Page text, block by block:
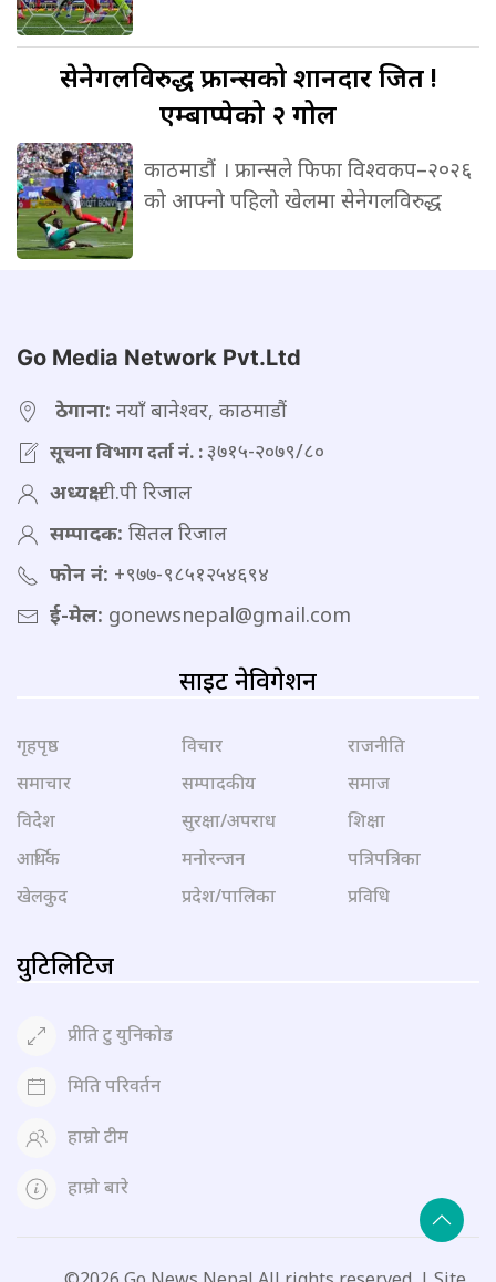
सेनेगलविरुद्धफ्रान्सको शानदार जित !
एम्बाप्पेको २ गोल
काठमाडौं । फ्रान्सले फिफा विश्वकप–२०२६
को आफ्नो पहिलो खेलमा सेनेगलविरुद्ध
Go Media Network Pvt.Ltd
ठेगाना: नयाँ बानेश्वर, काठमाडौं
सूचना विभाग दर्ता नं. :३७१५-२०७९/८०
अध्यक्ष:टी.पी रिजाल
सम्पादक: सितल रिजाल
फोन नं: +९७७-९८५१२५४६९४
ई-मेल: gonewsnepal@gmail.com
साइट नेविगेशन
गृहपृष्ठ
समाचार
विदेश
आर्थिक
खेलकुद
विचार
सम्पादकीय
सुरक्षा/अपराध
मनोरन्जन
प्रदेश/पालिका
राजनीति
समाज
शिक्षा
पत्रिपत्रिका
प्रविधि
युटिलिटिज
प्रीति टु युनिकोड
मिति परिवर्तन
हाम्रो टीम
हाम्रो बारे